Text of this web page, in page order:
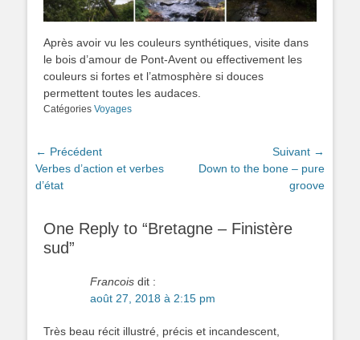
Après avoir vu les couleurs synthétiques, visite dans
le bois d’amour de Pont-Avent ou effectivement les
couleurs si fortes et l’atmosphère si douces
permettent toutes les audaces.
Catégories Voyages
Navigation
de
l’article
← Précédent
Article
précédent :
Verbes d’action et verbes
d’état
Suivant →
ArticleDown to the bone – pure
groove
One Reply to “Bretagne – Finistère
sud”
Francois dit :
août 27, 2018 à 2:15 pm
Très beau récit illustré, précis et incandescent,